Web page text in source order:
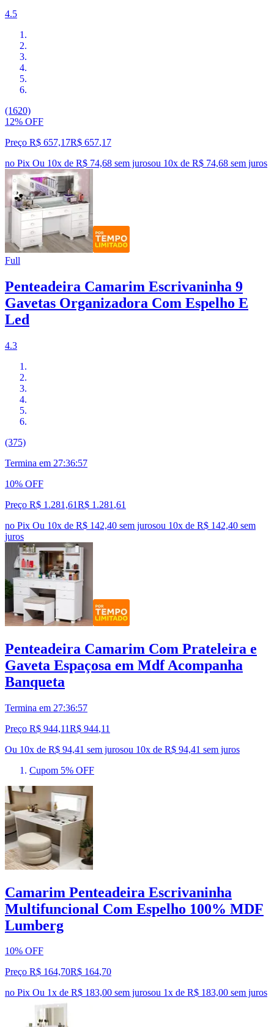
4.5
(1620)
12% OFF
Preço R$ 657,17R$ 657,17
no Pix Ou 10x de R$ 74,68 sem jurosou 10x de R$ 74,68 sem juros
Full
Penteadeira Camarim Escrivaninha 9
Gavetas Organizadora Com Espelho E
Led
4.3
(375)
Termina em 27:36:56
10% OFF
Preço R$ 1.281,61R$ 1.281 ,61
no Pix Ou 10x de R$ 142,40 sem jurosou 10x de R$ 142,40 sem
juros
Penteadeira Camarim Com Prateleira e
Gaveta Espaçosa em Mdf Acompanha
Banqueta
Termina em 27:36:56
Preço R$ 944,11R$ 944,11
Ou 10x de R$ 94,41 sem jurosou 10x de R$ 94,41 sem juros
Cupom 5% OFF
Camarim Penteadeira Escrivaninha
Multifuncional Com Espelho 100% MDF
Lumberg
10% OFF
Preço R$ 164,70R$ 164,70
no Pix Ou 1x de R$ 183,00 sem jurosou 1x de R$ 183,00 sem juros